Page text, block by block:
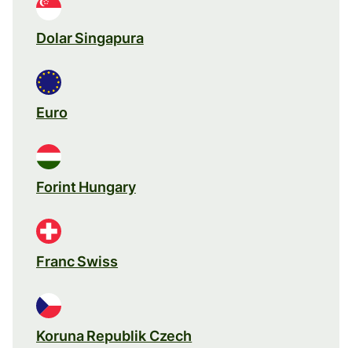
Dolar Singapura
Euro
Forint Hungary
Franc Swiss
Koruna Republik Czech